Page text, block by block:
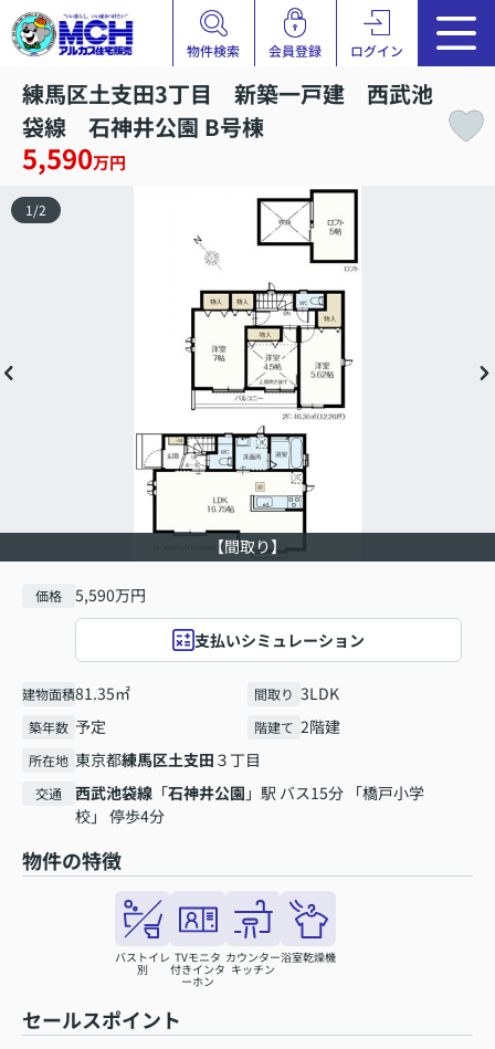
物件検索 会員登録 ログイン
練馬区土支田3丁目 新築一戸建 西武池
袋線 石神井公園 B号棟
5,590万円
【間取り】
1 /2
価格 5,590万円
支払いシミュレーション
建物面積81.35㎡ 間取り 3LDK
築年数 予定 階建て 2階建
所在地 東京都練馬区土支田 ３丁目
交通 西武池袋線 「石神井公園 」駅 バス15分 「橋戸小学
校」 停歩4分
物件の特徴
バストイレ
別
TVモニタ
付きインタ
ーホン
カウンター
キッチン
浴室乾燥機
セールスポイント